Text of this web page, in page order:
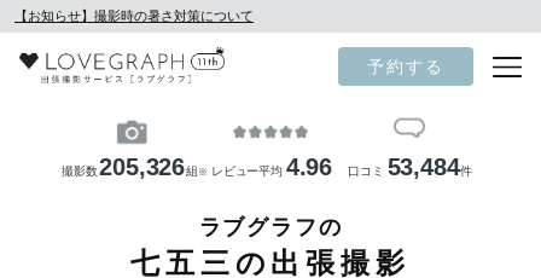
【お知らせ】撮影時の暑さ対策について
予約する
撮影数205,326組 ※ レビュー平均 4.96 口コミ 53,484件
ラブグラフの
七五三の出張撮影